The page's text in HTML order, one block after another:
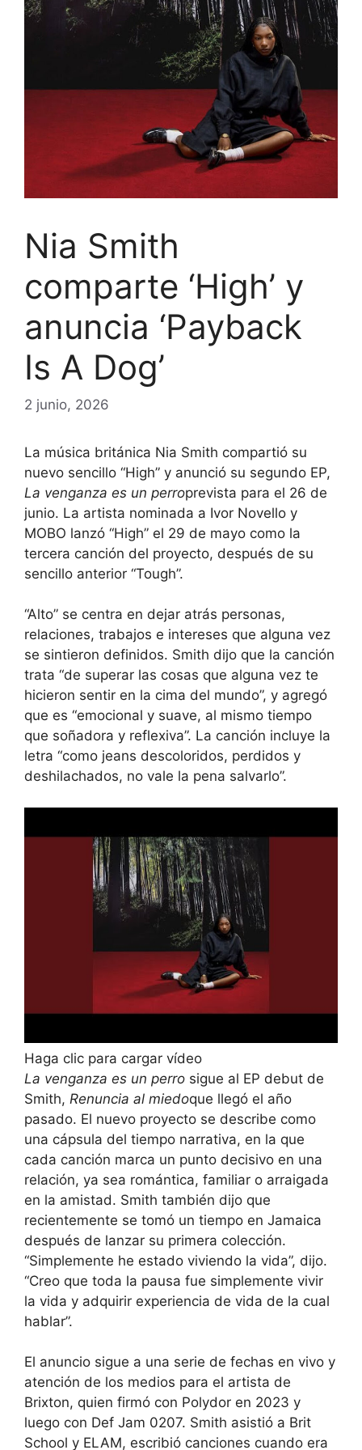
Nia Smith
comparte ‘High’ y
anuncia ‘Payback
Is A Dog’
2 junio, 2026
La música británica Nia Smith compartió su
nuevo sencillo “High” y anunció su segundo EP,
La venganza es un perroprevista para el 26 de
junio. La artista nominada a Ivor Novello y
MOBO lanzó “High” el 29 de mayo como la
tercera canción del proyecto, después de su
sencillo anterior “Tough”.
“Alto” ​​se centra en dejar atrás personas,
relaciones, trabajos e intereses que alguna vez
se sintieron definidos. Smith dijo que la canción
trata “de superar las cosas que alguna vez te
hicieron sentir en la cima del mundo”, y agregó
que es “emocional y suave, al mismo tiempo
que soñadora y reflexiva”. La canción incluye la
letra “como jeans descoloridos, perdidos y
deshilachados, no vale la pena salvarlo”.
Haga clic para cargar vídeo
La venganza es un perro sigue al EP debut de
Smith, Renuncia al miedoque llegó el año
pasado. El nuevo proyecto se describe como
una cápsula del tiempo narrativa, en la que
cada canción marca un punto decisivo en una
relación, ya sea romántica, familiar o arraigada
en la amistad. Smith también dijo que
recientemente se tomó un tiempo en Jamaica
después de lanzar su primera colección.
“Simplemente he estado viviendo la vida”, dijo.
“Creo que toda la pausa fue simplemente vivir
la vida y adquirir experiencia de vida de la cual
hablar”.
El anuncio sigue a una serie de fechas en vivo y
atención de los medios para el artista de
Brixton, quien firmó con Polydor en 2023 y
luego con Def Jam 0207. Smith asistió a Brit
School y ELAM, escribió canciones cuando era